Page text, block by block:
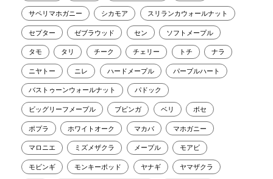
サペリマホガニー シカモア スリランカウォールナット
セプター ゼブラウッド セン ソフトメープル
タモ タリ チーク チェリー トチ ナラ
ニヤトー ニレ ハードメープル パープルハート
バストゥーンウォールナット パドック
ビッグリーフメープル ブビンガ ベリ ボセ
ポプラ ホワイトオーク マカバ マホガニー
マロニエ ミズメザクラ メープル モアビ
モビンギ モンキーポッド ヤナギ ヤマザクラ